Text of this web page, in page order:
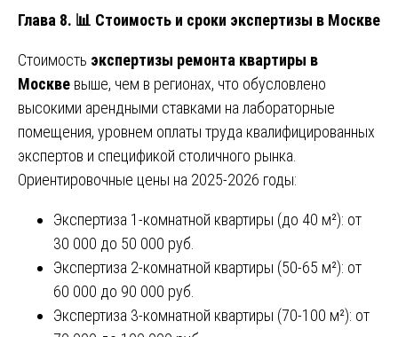
Глава 8. 📊 Стоимость и сроки экспертизы в Москве
Стоимость экспертизы ремонта квартиры в
Москве выше, чем в регионах, что обусловлено
высокими арендными ставками на лабораторные
помещения, уровнем оплаты труда квалифицированных
экспертов и спецификой столичного рынка.
Ориентировочные цены на 2025-2026 годы:
Экспертиза 1-комнатной квартиры (до 40 м²): от
30 000 до 50 000 руб.
Экспертиза 2-комнатной квартиры (50-65 м²): от
60 000 до 90 000 руб.
Экспертиза 3-комнатной квартиры (70-100 м²): от